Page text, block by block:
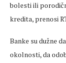
bolesti ili porodi
kredita, prenosi
Banke su dužne
okolnosti, da